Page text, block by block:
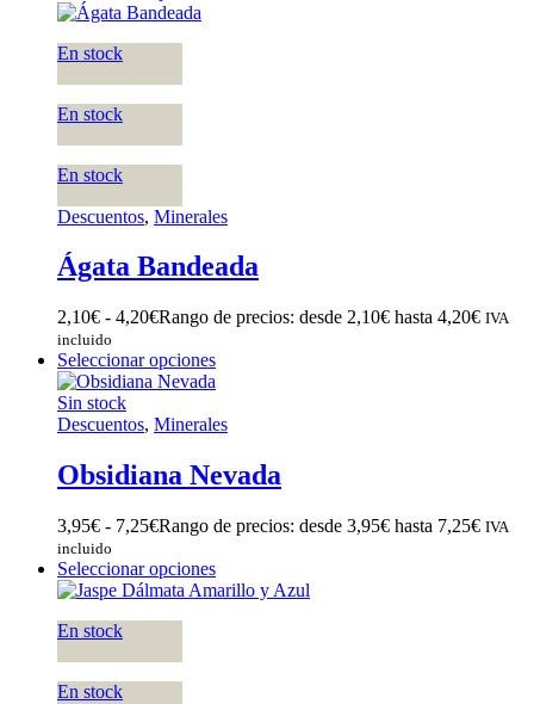
En stock
En stock
En stock
Descuentos, Minerales
Ágata Bandeada
2,10€ - 4,20€Rango de precios: desde 2,10€ hasta 4,20€ IVA
incluido
Seleccionar opciones
Sin stock
Descuentos, Minerales
Obsidiana Nevada
3,95€ - 7,25€Rango de precios: desde 3,95€ hasta 7,25€ IVA
incluido
Seleccionar opciones
En stock
En stock